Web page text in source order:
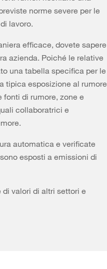
norme severe per le
lavoro.
efficace, dovete sapere
azienda. Poiché le relative
una tabella specifica per le
tipica esposizione al rumore
di rumore, zone e
collaboratrici e
automatica e verificate
esposti a emissioni di
valori di altri settori e